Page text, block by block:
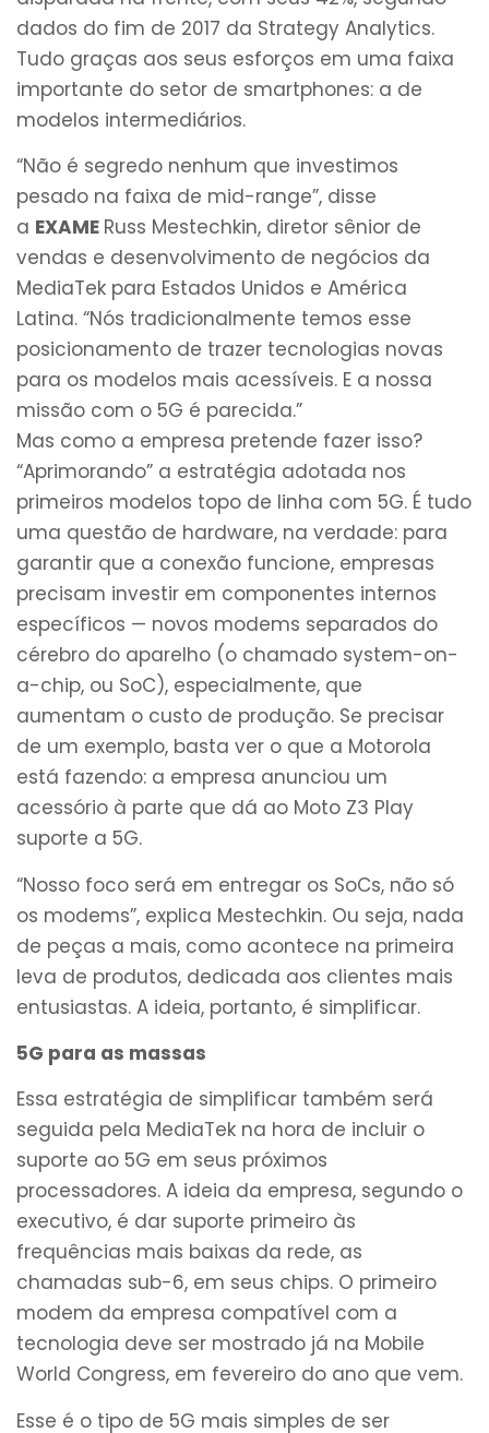
dados do fim de 2017 da Strategy Analytics.
Tudo graças aos seus esforços em uma faixa
importante do setor de smartphones: a de
modelos intermediários.
“Não é segredo nenhum que investimos
pesado na faixa de mid-range”, disse
a EXAME Russ Mestechkin, diretor sênior de
vendas e desenvolvimento de negócios da
MediaTek para Estados Unidos e América
Latina. “Nós tradicionalmente temos esse
posicionamento de trazer tecnologias novas
para os modelos mais acessíveis. E a nossa
missão com o 5G é parecida.”
Mas como a empresa pretende fazer isso?
“Aprimorando” a estratégia adotada nos
primeiros modelos topo de linha com 5G. É tudo
uma questão de hardware, na verdade: para
garantir que a conexão funcione, empresas
precisam investir em componentes internos
específicos — novos modems separados do
cérebro do aparelho (o chamado system-on-
a-chip, ou SoC), especialmente, que
aumentam o custo de produção. Se precisar
de um exemplo, basta ver o que a Motorola
está fazendo: a empresa anunciou um
acessório à parte que dá ao Moto Z3 Play
suporte a 5G.
“Nosso foco será em entregar os SoCs, não só
os modems”, explica Mestechkin. Ou seja, nada
de peças a mais, como acontece na primeira
leva de produtos, dedicada aos clientes mais
entusiastas. A ideia, portanto, é simplificar.
5G para as massas
Essa estratégia de simplificar também será
seguida pela MediaTek na hora de incluir o
suporte ao 5G em seus próximos
processadores. A ideia da empresa, segundo o
executivo, é dar suporte primeiro às
frequências mais baixas da rede, as
chamadas sub-6, em seus chips. O primeiro
modem da empresa compatível com a
tecnologia deve ser mostrado já na Mobile
World Congress, em fevereiro do ano que vem.
Esse é o tipo de 5G mais simples de ser